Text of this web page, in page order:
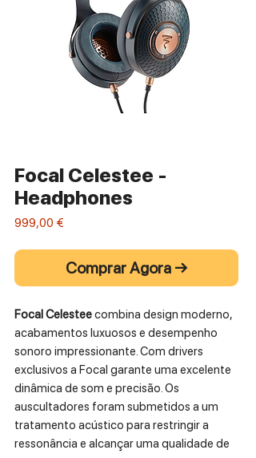
Focal Celestee -
Headphones
999,00 €
Comprar Agora →
Focal Celesteecombina design moderno,
acabamentos luxuosos e desempenho
sonoro impressionante. Com drivers
exclusivos a Focal garante uma excelente
dinâmica de som e precisão. Os
auscultadores foram submetidos a um
tratamento acústico para restringir a
ressonância e alcançar uma qualidade de